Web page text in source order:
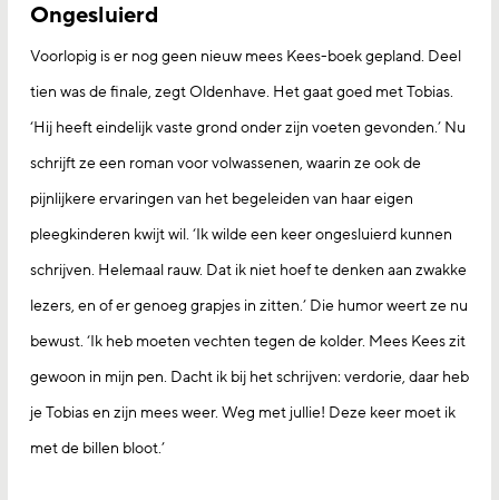
Ongesluierd
Voorlopig is er nog geen nieuw mees Kees-boek gepland. Deel
tien was de finale, zegt Oldenhave. Het gaat goed met Tobias.
‘Hij heeft eindelijk vaste grond onder zijn voeten gevonden.’ Nu
schrijft ze een roman voor volwassenen, waarin ze ook de
pijnlijkere ervaringen van het begeleiden van haar eigen
pleegkinderen kwijt wil. ‘Ik wilde een keer ongesluierd kunnen
schrijven. Helemaal rauw. Dat ik niet hoef te denken aan zwakke
lezers, en of er genoeg grapjes in zitten.’ Die humor weert ze nu
bewust. ‘Ik heb moeten vechten tegen de kolder. Mees Kees zit
gewoon in mijn pen. Dacht ik bij het schrijven: verdorie, daar heb
je Tobias en zijn mees weer. Weg met jullie! Deze keer moet ik
met de billen bloot.’